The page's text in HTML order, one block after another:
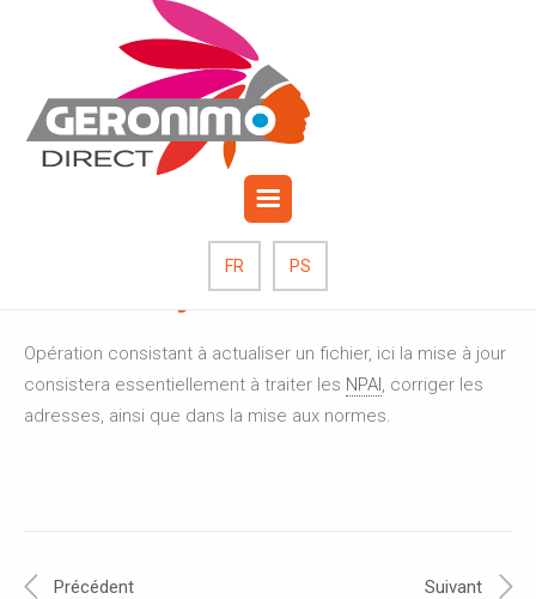
FR PS
Publié par: Admin_grnm
Mise à jour
Opération consistant à actualiser un fichier, ici la mise à jour
consistera essentiellement à traiter les NPAI, corriger les
adresses, ainsi que dans la mise aux normes.
Précédent Suivant